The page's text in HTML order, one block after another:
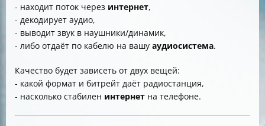
- находит поток через интернет,
- декодирует аудио,
- выводит звук в наушники/динамик,
- либо отдаёт по кабелю на вашу аудиосистема.
Качество будет зависеть от двух вещей:
- какой формат и битрейт даёт радиостанция,
- насколько стабилен интернет на телефоне.